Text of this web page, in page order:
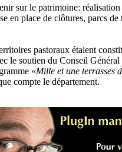
sur le patrimoine: réalisation
en place de clôtures, parcs de
pastoraux étaient
le soutien du Conseil Général
«Mille et une terrasses
compte le département.